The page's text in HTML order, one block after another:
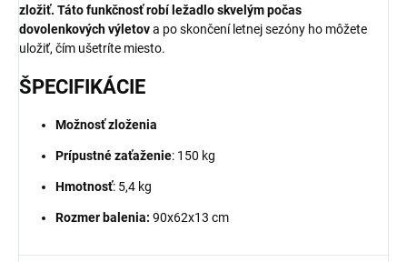
zložiť. Táto funkčnosť robí ležadlo skvelým počas
dovolenkových výletova po skončení letnej sezóny ho môžete
uložiť, čím ušetríte miesto.
ŠPECIFIKÁCIE
Možnosť zloženia
Prípustné zaťaženie: 150 kg
Hmotnosť: 5,4 kg
Rozmer balenia: 90x62x13 cm